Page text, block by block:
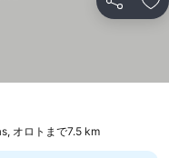
シェア お
オロトまで7.5 km